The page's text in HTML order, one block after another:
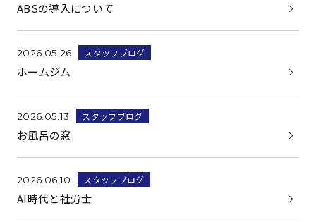
ABSの導入について
2026.05.26 スタッフブログ
ホームジム
2026.05.13 スタッフブログ
お風呂の窓
2026.06.10 スタッフブログ
AI時代と社労士